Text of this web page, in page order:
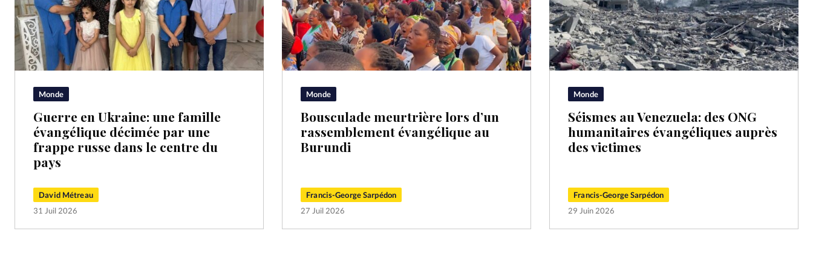
Monde
Guerre en Ukraine: une famille
évangélique décimée par une
frappe russe dans le centre du
pays
David Métreau
31 Juil 2026
Monde
Bousculade meurtrière lors d’un
rassemblement évangélique au
Burundi
Francis-George Sarpédon
27 Juil 2026
Monde
Séismes au Venezuela: des ONG
humanitaires évangéliques auprès
des victimes
Francis-George Sarpédon
29 Juin 2026